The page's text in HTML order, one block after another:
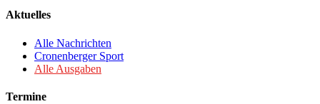
Aktuelles
Alle Nachrichten
Cronenberger Sport
Alle Ausgaben
Termine